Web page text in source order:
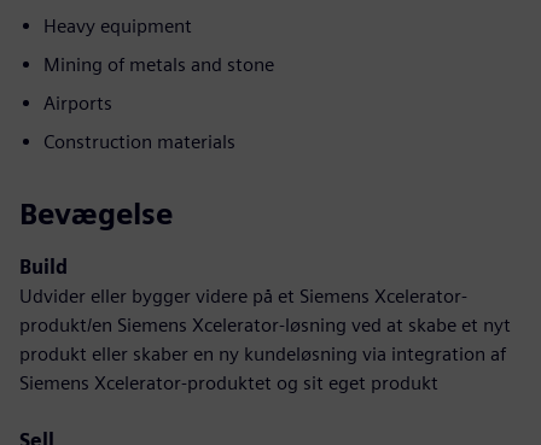
Heavy equipment
Mining of metals and stone
Airports
Construction materials
Bevægelse
Build
Udvider eller bygger videre på et Siemens Xcelerator-
produkt/en Siemens Xcelerator-løsning ved at skabe et nyt
produkt eller skaber en ny kundeløsning via integration af
Siemens Xcelerator-produktet og sit eget produkt